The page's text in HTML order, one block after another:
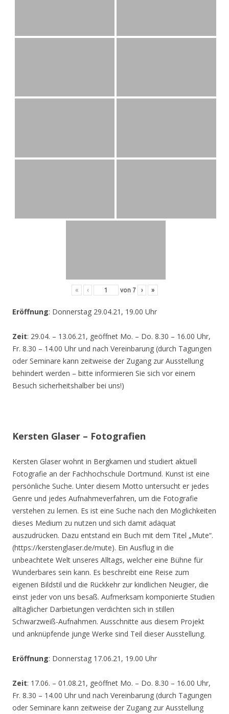
« ‹ von 7 › »
Eröffnung: Donnerstag 29.04.21, 19.00 Uhr
Zeit: 29.04. – 13.06.21, geöffnet Mo. – Do. 8.30 – 16.00 Uhr,
Fr. 8.30 – 14.00 Uhr und nach Vereinbarung (durch Tagungen
oder Seminare kann zeitweise der Zugang zur Ausstellung
behindert werden – bitte informieren Sie sich vor einem
Besuch sicherheitshalber bei uns!)
Kersten Glaser – Fotografien
Kersten Glaser wohnt in Bergkamen und studiert aktuell
Fotografie an der Fachhochschule Dortmund. Kunst ist eine
persönliche Suche. Unter diesem Motto untersucht er jedes
Genre und jedes Aufnahmeverfahren, um die Fotografie
verstehen zu lernen. Es ist eine Suche nach den Möglichkeiten
dieses Medium zu nutzen und sich damit adäquat
auszudrücken. Dazu entstand ein Buch mit dem Titel „Mute“.
(https://kerstenglaser.de/mute). Ein Ausflug in die
unbeachtete Welt unseres Alltags, welcher eine Bühne für
Wunderbares sein kann. Es beschreibt eine Reise zum
eigenen Bildstil und die Rückkehr zur kindlichen Neugier, die
einst jeder von uns besaß. Aufmerksam komponierte Studien
alltäglicher Darbietungen verdichten sich in stillen
Schwarzweiß-Aufnahmen. Ausschnitte aus diesem Projekt
und anknüpfende junge Werke sind Teil dieser Ausstellung.
Eröffnung: Donnerstag 17.06.21, 19.00 Uhr
Zeit: 17.06. – 01.08.21, geöffnet Mo. – Do. 8.30 – 16.00 Uhr,
Fr. 8.30 – 14.00 Uhr und nach Vereinbarung (durch Tagungen
oder Seminare kann zeitweise der Zugang zur Ausstellung